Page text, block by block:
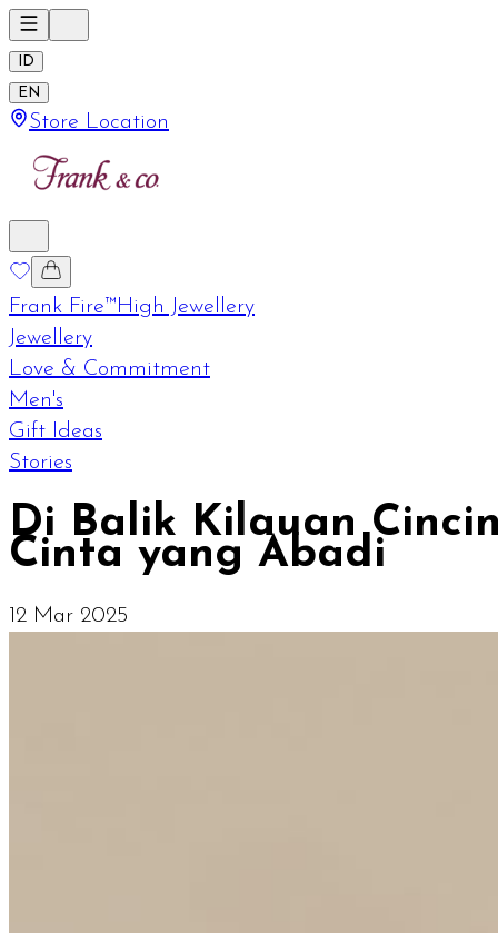
ID
EN
Store Location
Frank Fire™High Jewellery
Jewellery
Love & Commitment
Men's
Gift Ideas
Stories
Di Balik Kilauan
Cinta yang Abadi
12 Mar 2025